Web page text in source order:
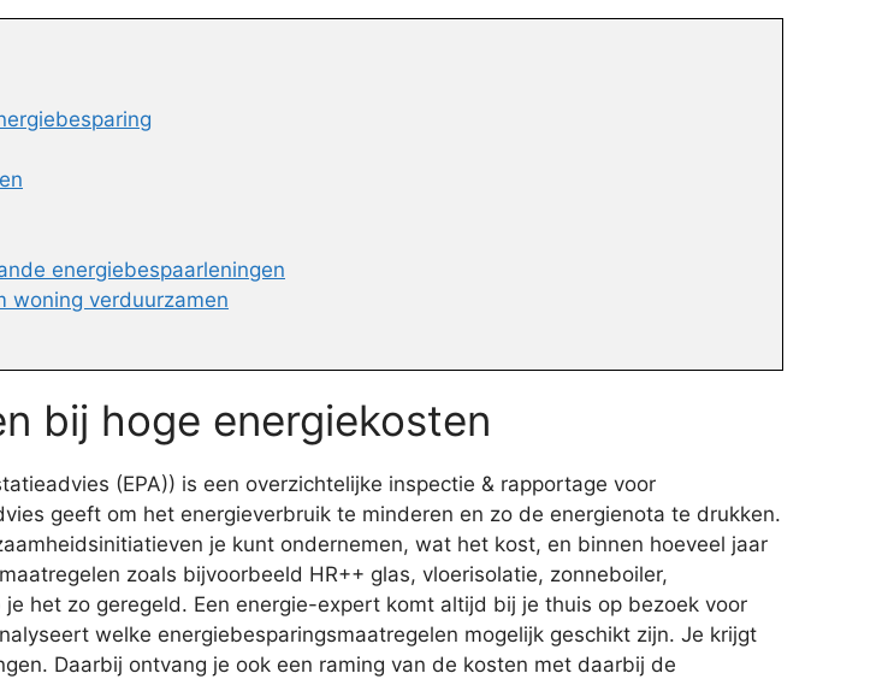
energiebespaarleningen
woning verduurzamen
bij hoge energiekosten
(EPA)) is een overzichtelijke inspectie & rapportage voor
geeft om het energieverbruik te minderen en zo de energienota te drukken.
je kunt ondernemen, wat het kost, en binnen hoeveel jaar
zoals bijvoorbeeld HR++ glas, vloerisolatie, zonneboiler,
het zo geregeld. Een energie-expert komt altijd bij je thuis op bezoek voor
welke energiebesparingsmaatregelen mogelijk geschikt zijn. Je krijgt
Daarbij ontvang je ook een raming van de kosten met daarbij de